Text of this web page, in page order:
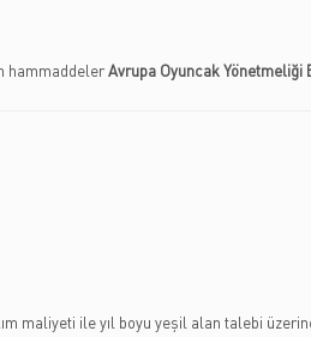
hammaddelerAvrupa Oyuncak Yönetmeliği
maliyeti ile yıl boyu yeşil alan talebi